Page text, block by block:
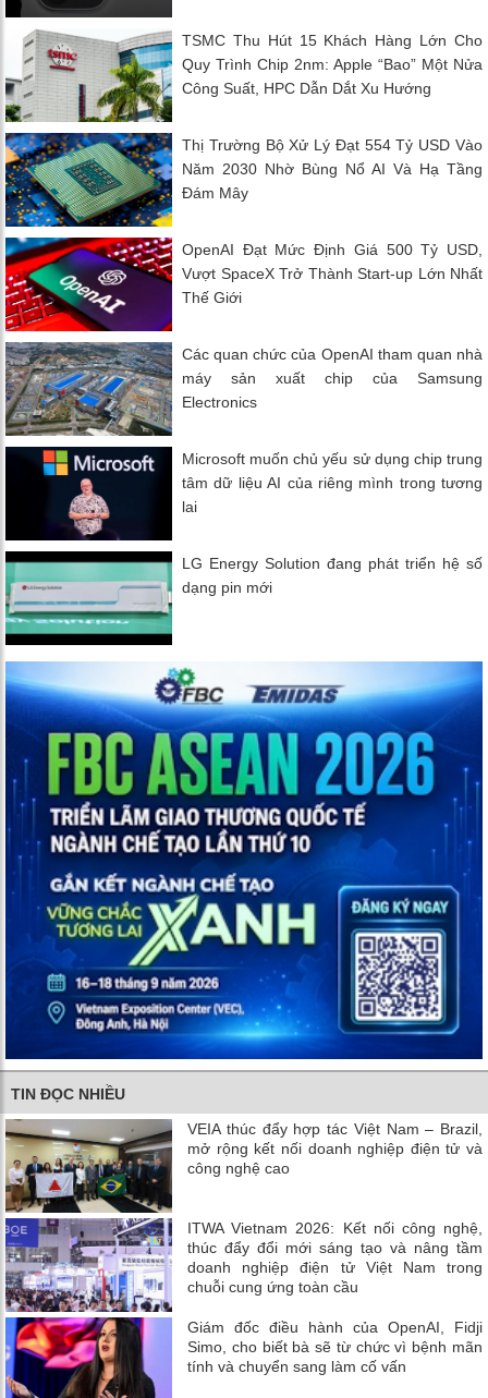
TSMC Thu Hút 15 Khách Hàng Lớn Cho
Quy Trình Chip 2nm: Apple “Bao” Một Nửa
Công Suất, HPC Dẫn Dắt Xu Hướng
Thị Trường Bộ Xử Lý Đạt 554 Tỷ USD Vào
Năm 2030 Nhờ Bùng Nổ AI Và Hạ Tầng
Đám Mây
OpenAI Đạt Mức Định Giá 500 Tỷ USD,
Vượt SpaceX Trở Thành Start-up Lớn Nhất
Thế Giới
Các quan chức của OpenAI tham quan nhà
máy sản xuất chip của Samsung
Electronics
Microsoft muốn chủ yếu sử dụng chip trung
tâm dữ liệu AI của riêng mình trong tương
lai
LG Energy Solution đang phát triển hệ số
dạng pin mới
TIN ĐỌC NHIỀU
VEIA thúc đẩy hợp tác Việt Nam – Brazil,
mở rộng kết nối doanh nghiệp điện tử và
công nghệ cao
ITWA Vietnam 2026: Kết nối công nghệ,
thúc đẩy đổi mới sáng tạo và nâng tầm
doanh nghiệp điện tử Việt Nam trong
chuỗi cung ứng toàn cầu
Giám đốc điều hành của OpenAI, Fidji
Simo, cho biết bà sẽ từ chức vì bệnh mãn
tính và chuyển sang làm cố vấn